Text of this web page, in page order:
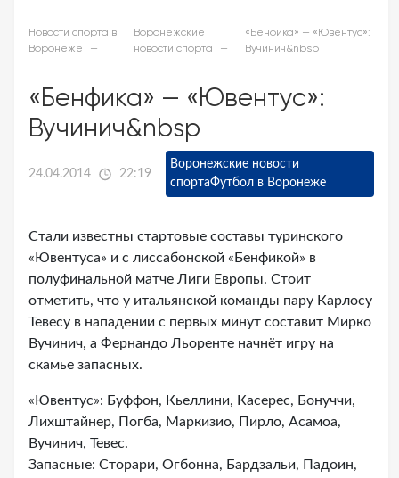
Новости спорта в
Воронеже
Воронежские
новости спорта
«Бенфика» — «Ювентус»:
Вучинич&nbsp
«Бенфика» — «Ювентус»:
Вучинич&nbsp
24.04.2014 22:19
Воронежские новости
спортаФутбол в Воронеже
Стали известны стартовые составы туринского
«Ювентуса» и с лиссабонской «Бенфикой» в
полуфинальной матче Лиги Европы. Стоит
отметить, что у итальянской команды пару Карлосу
Тевесу в нападении с первых минут составит Мирко
Вучинич, а Фернандо Льоренте начнёт игру на
скамье запасных.
«Ювентус»: Буффон, Кьеллини, Касерес, Бонуччи,
Лихштайнер, Погба, Маркизио, Пирло, Асамоа,
Вучинич, Тевес.
Запасные: Сторари, Огбонна, Бардзальи, Падоин,